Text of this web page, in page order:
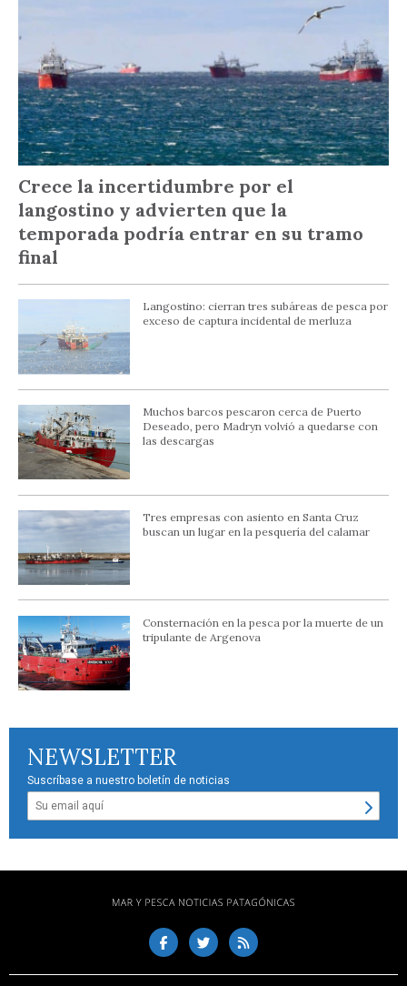
Crece la incertidumbre por el
langostino y advierten que la
temporada podría entrar en su tramo
final
Langostino: cierran tres subáreas de pesca por
exceso de captura incidental de merluza
Muchos barcos pescaron cerca de Puerto
Deseado, pero Madryn volvió a quedarse con
las descargas
Tres empresas con asiento en Santa Cruz
buscan un lugar en la pesquería del calamar
Consternación en la pesca por la muerte de un
tripulante de Argenova
NEWSLETTER
Suscríbase a nuestro boletín de noticias